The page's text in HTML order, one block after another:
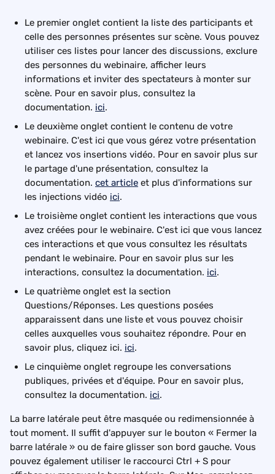
Le premier onglet contient la liste des participants et
celle des personnes présentes sur scène. Vous pouvez
utiliser ces listes pour lancer des discussions, exclure
des personnes du webinaire, afficher leurs
informations et inviter des spectateurs à monter sur
scène. Pour en savoir plus, consultez la
documentation. ici.
Le deuxième onglet contient le contenu de votre
webinaire. C'est ici que vous gérez votre présentation
et lancez vos insertions vidéo. Pour en savoir plus sur
le partage d'une présentation, consultez la
documentation. cet article et plus d'informations sur
les injections vidéo ici.
Le troisième onglet contient les interactions que vous
avez créées pour le webinaire. C'est ici que vous lancez
ces interactions et que vous consultez les résultats
pendant le webinaire. Pour en savoir plus sur les
interactions, consultez la documentation. ici.
Le quatrième onglet est la section
Questions/Réponses. Les questions posées
apparaissent dans une liste et vous pouvez choisir
celles auxquelles vous souhaitez répondre. Pour en
savoir plus, cliquez ici. ici.
Le cinquième onglet regroupe les conversations
publiques, privées et d'équipe. Pour en savoir plus,
consultez la documentation. ici.
La barre latérale peut être masquée ou redimensionnée à
tout moment. Il suffit d'appuyer sur le bouton « Fermer la
barre latérale » ou de faire glisser son bord gauche. Vous
pouvez également utiliser le raccourci Ctrl + S pour